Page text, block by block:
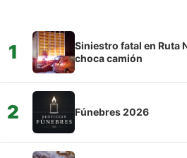
1
Siniestro fatal en Ruta
choca camión
2 Fúnebres 2026